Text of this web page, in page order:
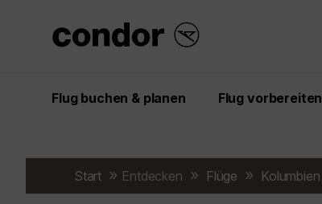
Flug buchen & planen Flug vorbereiten
Start Entdecken Flüge Kolumbien